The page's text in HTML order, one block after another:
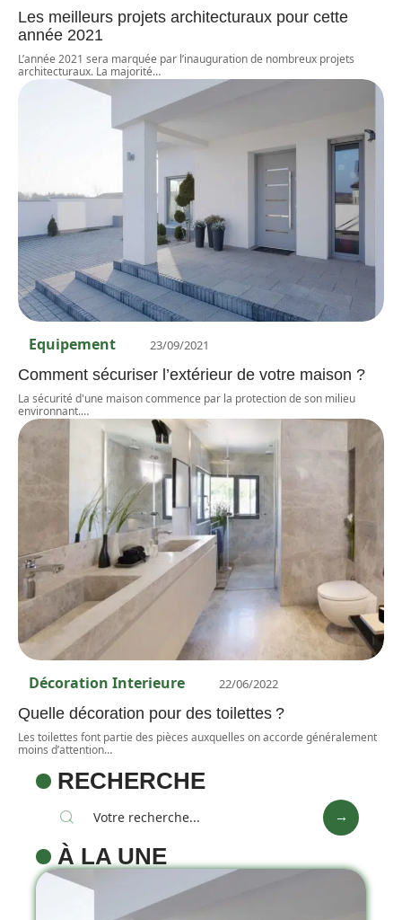
Les meilleurs projets architecturaux pour cette
année 2021
L’année 2021 sera marquée par l’inauguration de nombreux projets
architecturaux. La majorité…
Equipement 23/09/2021
Comment sécuriser l’extérieur de votre maison ?
La sécurité d'une maison commence par la protection de son milieu
environnant.…
Décoration Interieure 22/06/2022
Quelle décoration pour des toilettes ?
Les toilettes font partie des pièces auxquelles on accorde généralement
moins d’attention…
RECHERCHE
À LA UNE